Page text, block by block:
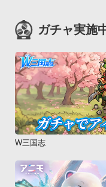
ガチャ実施
W三国志